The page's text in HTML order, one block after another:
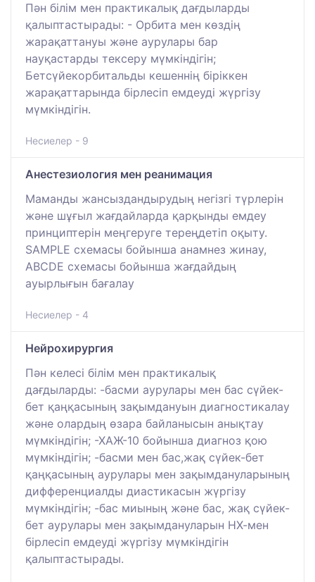
Пән білім мен практикалық дағдыларды
қалыптастырады: - Орбита мен көздің
жарақаттануы және аурулары бар
науқастарды тексеру мүмкіндігін;
Бетсүйекорбитальды кешеннің біріккен
жарақаттарында бірлесіп емдеуді жүргізу
мүмкіндігін.
Несиелер - 9
Анестезиология мен реанимация
Маманды жансыздандырудың негізгі түрлерін
және шұғыл жағдайларда қарқынды емдеу
принциптерін меңгеруге тереңдетіп оқыту.
SAMPLE схемасы бойынша анамнез жинау,
ABCDE схемасы бойынша жағдайдың
ауырлығын бағалау
Несиелер - 4
Нейрохирургия
Пән келесі білім мен практикалық
дағдыларды: -басми аурулары мен бас сүйек-
бет қаңқасының зақымдануын диагностикалау
және олардың өзара байланысын анықтау
мүмкіндігін; -ХАЖ-10 бойынша диагноз қою
мүмкіндігін; -басми мен бас,жақ сүйек-бет
қаңқасының аурулары мен зақымдануларының
дифференциалды диастикасын жүргізу
мүмкіндігін; -бас миының және бас, жақ сүйек-
бет аурулары мен зақымдануларын НХ-мен
бірлесіп емдеуді жүргізу мүмкіндігін
қалыптастырады.